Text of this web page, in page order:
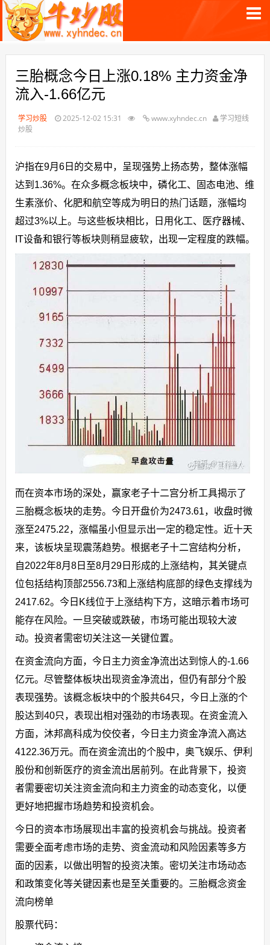
三胎概念今日上涨0.18% 主力资金净
流入-1.66亿元
学习炒股 2025-12-02 15:31 www.xyhndec.cn
学习短线
炒股
沪指在9月6日的交易中，呈现强势上扬态势，整体涨幅
达到1.36%。在众多概念板块中，磷化工、固态电池、维
生素涨价、化肥和航空等成为明日的热门话题，涨幅均
超过3%以上。与这些板块相比，日用化工、医疗器械、
IT设备和银行等板块则稍显疲软，出现一定程度的跌幅。
而在资本市场的深处，赢家老子十二宫分析工具揭示了
三胎概念板块的走势。今日开盘价为2473.61，收盘时微
涨至2475.22，涨幅虽小但显示出一定的稳定性。近十天
来，该板块呈现震荡趋势。根据老子十二宫结构分析，
自2022年8月8日至8月29日形成的上涨结构，其关键点
位包括结构顶部2556.73和上涨结构底部的绿色支撑线为
2417.62。今日K线位于上涨结构下方，这暗示着市场可
能存在风险。一旦突破或跌破，市场可能出现较大波
动。投资者需密切关注这一关键位置。
在资金流向方面，今日主力资金净流出达到惊人的-1.66
亿元。尽管整体板块出现资金净流出，但仍有部分个股
表现强势。该概念板块中的个股共64只，今日上涨的个
股达到40只，表现出相对强劲的市场表现。在资金流入
方面，沐邦高科成为佼佼者，今日主力资金净流入高达
4122.36万元。而在资金流出的个股中，奥飞娱乐、伊利
股份和创新医疗的资金流出居前列。在此背景下，投资
者需要密切关注资金流向和主力资金的动态变化，以便
更好地把握市场趋势和投资机会。
今日的资本市场展现出丰富的投资机会与挑战。投资者
需要全面考虑市场的走势、资金流动和风险因素等多方
面的因素，以做出明智的投资决策。密切关注市场动态
和政策变化等关键因素也是至关重要的。三胎概念资金
流向榜单
股票代码：